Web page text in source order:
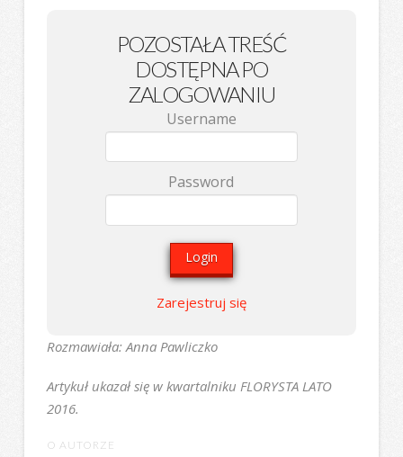
POZOSTAŁA TREŚĆ
DOSTĘPNA PO
ZALOGOWANIU
Username
Password
Zarejestruj się
Rozmawiała: Anna Pawliczko
Artykuł ukazał się w kwartalniku FLORYSTA LATO
2016.
O AUTORZE